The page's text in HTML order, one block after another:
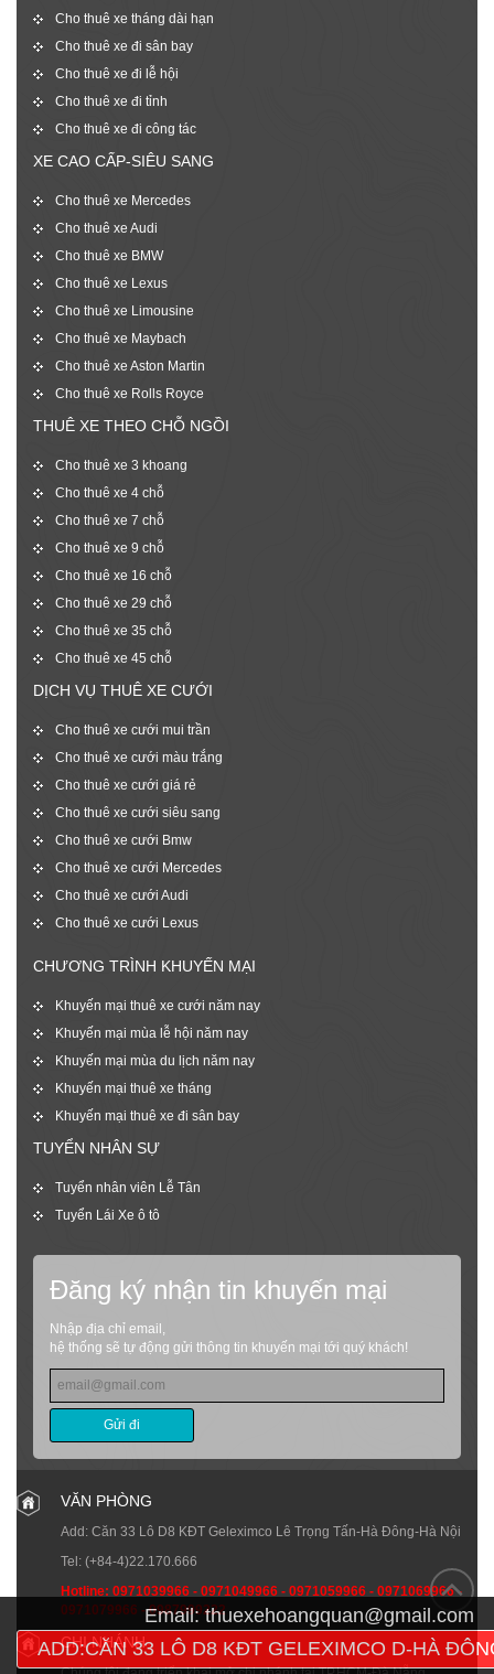
Cho thuê xe tháng dài hạn
Cho thuê xe đi sân bay
Cho thuê xe đi lễ hội
Cho thuê xe đi tỉnh
Cho thuê xe đi công tác
XE CAO CẤP-SIÊU SANG
Cho thuê xe Mercedes
Cho thuê xe Audi
Cho thuê xe BMW
Cho thuê xe Lexus
Cho thuê xe Limousine
Cho thuê xe Maybach
Cho thuê xe Aston Martin
Cho thuê xe Rolls Royce
THUÊ XE THEO CHỖ NGỒI
Cho thuê xe 3 khoang
Cho thuê xe 4 chỗ
Cho thuê xe 7 chỗ
Cho thuê xe 9 chỗ
Cho thuê xe 16 chỗ
Cho thuê xe 29 chỗ
Cho thuê xe 35 chỗ
Cho thuê xe 45 chỗ
DỊCH VỤ THUÊ XE CƯỚI
Cho thuê xe cưới mui trần
Cho thuê xe cưới màu trắng
Cho thuê xe cưới giá rẻ
Cho thuê xe cưới siêu sang
Cho thuê xe cưới Bmw
Cho thuê xe cưới Mercedes
Cho thuê xe cưới Audi
Cho thuê xe cưới Lexus
CHƯƠNG TRÌNH KHUYẾN MẠI
Khuyến mại thuê xe cưới năm nay
Khuyến mại mùa lễ hội năm nay
Khuyến mại mùa du lịch năm nay
Khuyến mại thuê xe tháng
Khuyến mại thuê xe đi sân bay
TUYỂN NHÂN SỰ
Tuyển nhân viên Lễ Tân
Tuyển Lái Xe ô tô
Đăng ký nhận tin khuyến mại
Nhập địa chỉ email,
hệ thống sẽ tự động gửi thông tin khuyến mại tới quý khách!
Gửi đi
VĂN PHÒNG
Add: Căn 33 Lô D8 KĐT Geleximco Lê Trọng Tấn-Hà Đông-Hà Nội
Tel: (+84-4)22.170.666
Hotline: 0971039966 - 0971049966 - 0971059966 - 0971069966-
0971079966 -0987999222
CHI NHÁNH
Email:thuexehoangquan@gmail.com
ADD:CĂN 33 LÔ D8 KĐT GELEXIMCO D-HÀ